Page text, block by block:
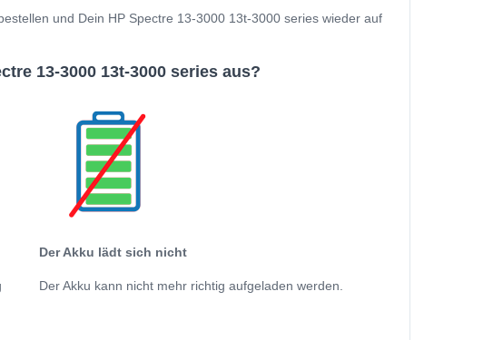
und Dein HP Spectre 13-3000 13t-3000 series wieder auf
13-3000 13t-3000 series aus?
Der Akku lädt sich nicht
Der Akku kann nicht mehr richtig aufgeladen werden.